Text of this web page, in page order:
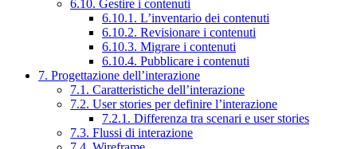
6.10. Gestire i contenuti
6.10.1. L’inventario dei contenuti
6.10.2. Revisionare i contenuti
6.10.3. Migrare i contenuti
6.10.4. Pubblicare i contenuti
7. Progettazione dell’interazione
7.1. Caratteristiche dell’interazione
7.2. User stories per definire l’interazione
7.2.1. Differenza tra scenari e user stories
7.3. Flussi di interazione